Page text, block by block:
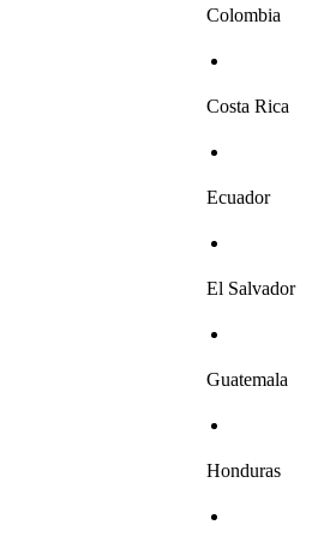
Colombia
Costa Rica
Ecuador
El Salvador
Guatemala
Honduras